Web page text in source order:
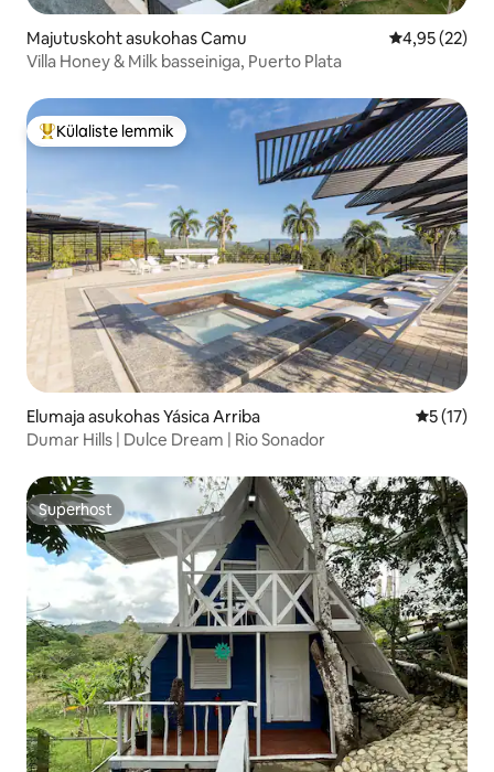
Majutuskoht asukohas Camu Keskmine
4,95 (22)
Villa Honey & Milk basseiniga, Puerto Plata
Külaliste suur lemmik
Külaliste lemmik
Elumaja asukohas Yásica Arriba
5 (17)
Dumar Hills | Dulce Dream | Rio Sonador
Superhost
Superhost